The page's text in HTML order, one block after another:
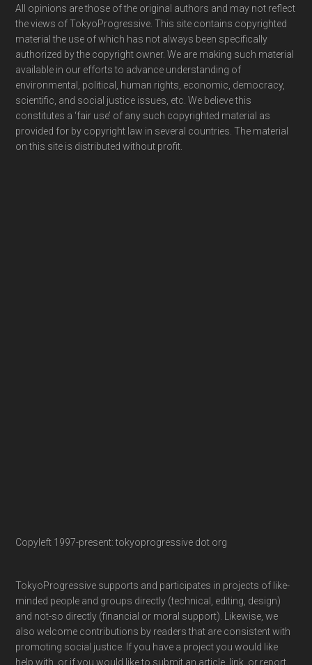
Footer
All opinions are those of the original authors and may not reflect
the views of TokyoProgressive. This site contains copyrighted
material the use of which has not always been specifically
authorized by the copyright owner. We are making such material
available in our efforts to advance understanding of
environmental, political, human rights, economic, democracy,
scientific, and social justice issues, etc. We believe this
constitutes a ‘fair use’ of any such copyrighted material as
provided for by copyright law in several countries. The material
on this site is distributed without profit.
Copyleft 1997-present: tokyoprogressive dot org
TokyoProgressive supports and participates in projects of like-
minded people and groups directly (technical, editing, design)
and not-so directly (financial or moral support). Likewise, we
also welcome contributions by readers that are consistent with
promoting social justice. If you have a project you would like
help with, or if you would like to submit an article, link, or report